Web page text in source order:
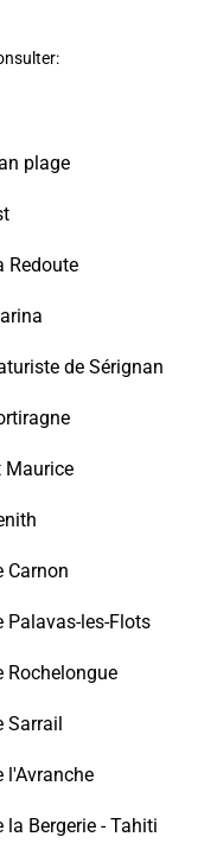
plage
Redoute
de Sérignan
Maurice
Carnon
Palavas-les-Flots
Rochelongue
Sarrail
l'Avranche
la Bergerie - Tahiti